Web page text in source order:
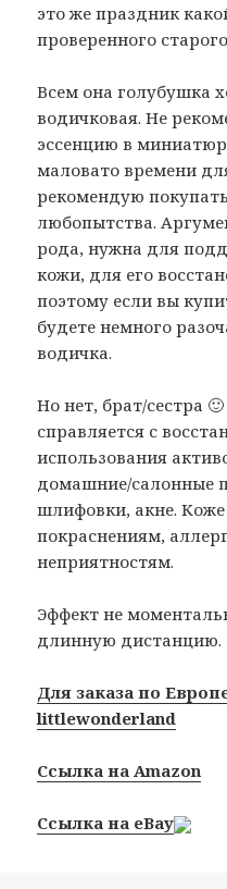
это же праздник
проверенного
Всем она голубушка
водичковая. Не
эссенцию в
маловато времени
рекомендую
любопытства.
рода, нужна для
кожи, для его
поэтому если вы
будете немного
водичка.
Но нет, брат/сестра
справляется с
использования
домашние/салонные
шлифовки, акне.
покраснениям,
неприятностям.
Эффект не
длинную дистанцию.
Для заказа по
littlewonderland
Ссылка на Amazon
Ссылка на eBay